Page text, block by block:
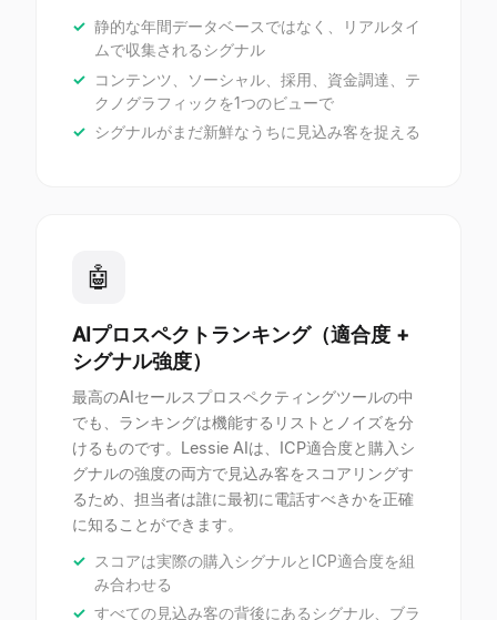
静的な年間データベースではなく、リアルタイ
ムで収集されるシグナル
コンテンツ、ソーシャル、採用、資金調達、テ
クノグラフィックを1つのビューで
シグナルがまだ新鮮なうちに見込み客を捉える
🤖
AIプロスペクトランキング（適合度 +
シグナル強度）
最高のAIセールスプロスペクティングツールの中
でも、ランキングは機能するリストとノイズを分
けるものです。Lessie AIは、ICP適合度と購入シ
グナルの強度の両方で見込み客をスコアリングす
るため、担当者は誰に最初に電話すべきかを正確
に知ることができます。
スコアは実際の購入シグナルとICP適合度を組
み合わせる
すべての見込み客の背後にあるシグナル、ブラ